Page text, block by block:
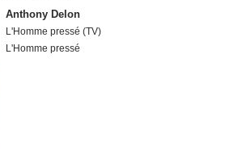
Anthony Delon
L'Homme pressé (TV)
L'Homme pressé